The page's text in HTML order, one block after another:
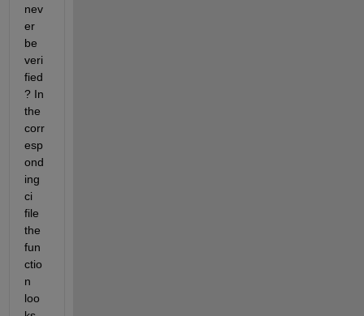
nev
er
be
veri
fied
? In
the
corr
esp
ond
ing
ci
file
the
fun
ctio
n
loo